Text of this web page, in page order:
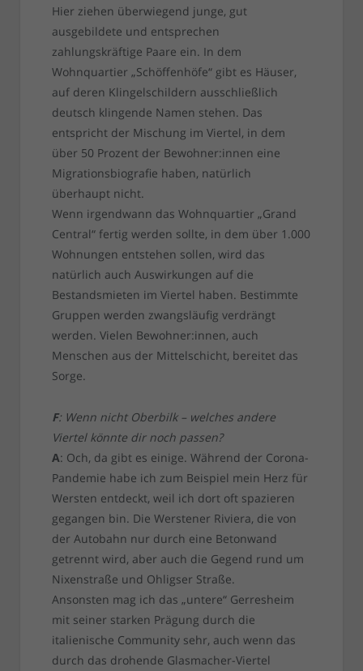
Hier ziehen überwiegend junge, gut
ausgebildete und entsprechen
zahlungskräftige Paare ein. In dem
Wohnquartier „Schöffenhöfe“ gibt es Häuser,
auf deren Klingelschildern ausschließlich
deutsch klingende Namen stehen. Das
entspricht der Mischung im Viertel, in dem
über 50 Prozent der Bewohner:innen eine
Migrationsbiografie haben, natürlich
überhaupt nicht.
Wenn irgendwann das Wohnquartier „Grand
Central“ fertig werden sollte, in dem über 1.000
Wohnungen entstehen sollen, wird das
natürlich auch Auswirkungen auf die
Bestandsmieten im Viertel haben. Bestimmte
Gruppen werden zwangsläufig verdrängt
werden. Vielen Bewohner:innen, auch
Menschen aus der Mittelschicht, bereitet das
Sorge.
F: Wenn nicht Oberbilk – welches andere
Viertel könnte dir noch passen?
A: Och, da gibt es einige. Während der Corona-
Pandemie habe ich zum Beispiel mein Herz für
Wersten entdeckt, weil ich dort oft spazieren
gegangen bin. Die Werstener Riviera, die von
der Autobahn nur durch eine Betonwand
getrennt wird, aber auch die Gegend rund um
Nixenstraße und Ohligser Straße.
Ansonsten mag ich das „untere“ Gerresheim
mit seiner starken Prägung durch die
italienische Community sehr, auch wenn das
durch das drohende Glasmacher-Viertel